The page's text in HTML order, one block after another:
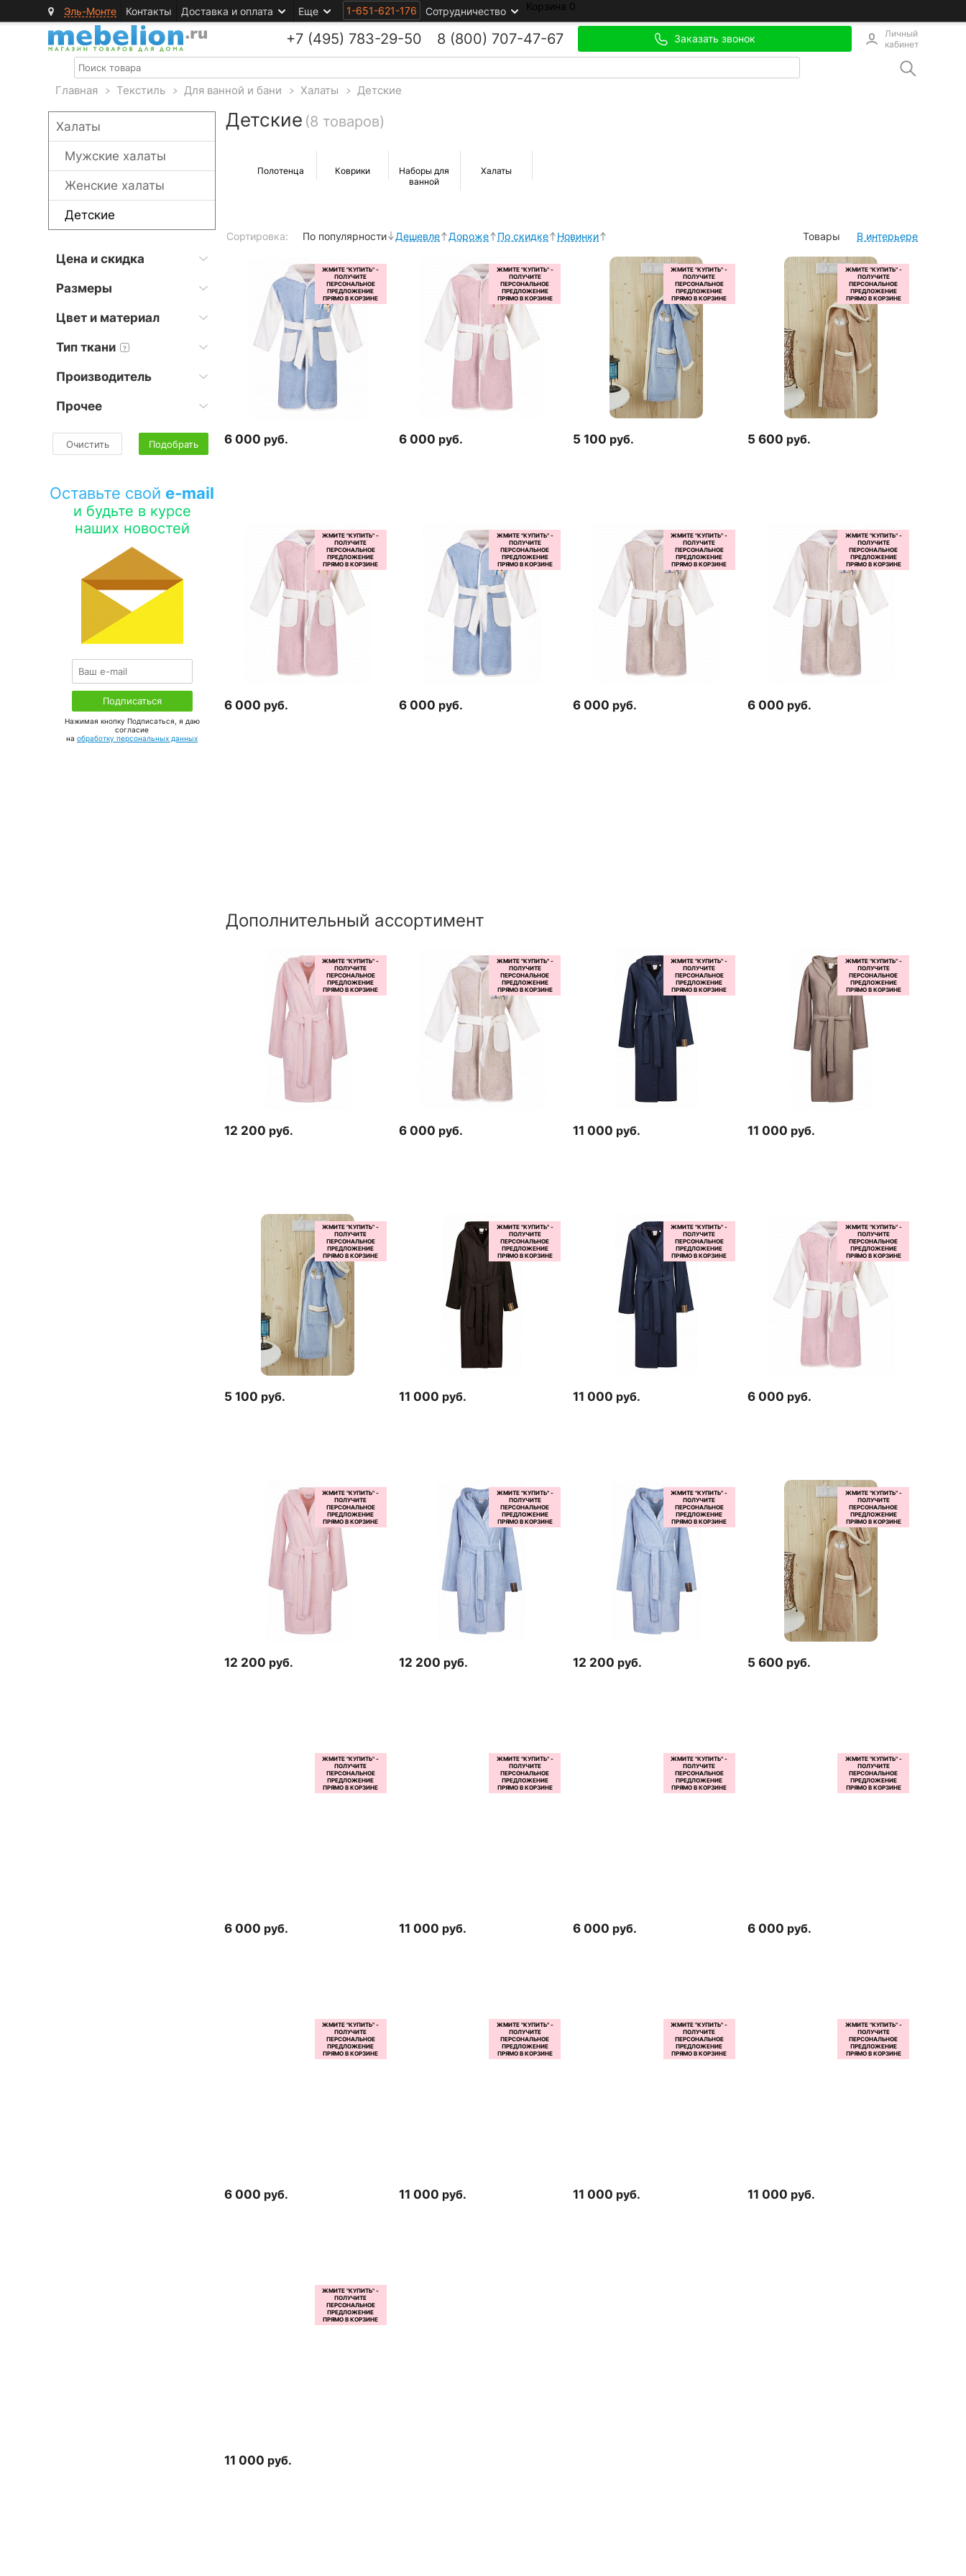
Эль-Монте Контакты Доставка и оплата Еще 1-651-621-176 Сотрудничество Корзина 0
+7 (495) 783-29-50 8 (800) 707-47-67 Заказать звонок
Личный
кабинет
Главная > Текстиль > Для ванной и бани > Халаты > Детские
Халаты
Мужские халаты
Женские халаты
Детские
Цена и скидка
Размеры
Цвет и материал
Тип ткани ?
Производитель
Прочее
Очистить Подобрать
Оставьте свой e-mail
и будьте в курсе
наших новостей
Нажимая кнопку Подписаться, я даю
соглаcие
на обработку персональных данных
Детские (8 товаров)
Полотенца Коврики
Наборы для
ванной
Халаты
Сортировка: По популярности Дешевле Дороже По скидке Новинки Товары В интерьере
6 000 руб. 6 000 руб. 5 100 руб. 5 600 руб.
6 000 руб. 6 000 руб. 6 000 руб. 6 000 руб.
Дополнительный ассортимент
12 200 руб. 6 000 руб. 11 000 руб. 11 000 руб.
5 100 руб. 11 000 руб. 11 000 руб. 6 000 руб.
12 200 руб. 12 200 руб. 12 200 руб. 5 600 руб.
6 000 руб. 11 000 руб. 6 000 руб. 6 000 руб.
6 000 руб. 11 000 руб. 11 000 руб. 11 000 руб.
11 000 руб.